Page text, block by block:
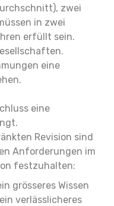
zwei
in zwei
erfüllt sein.
eine
eine
Revision sind
Anforderungen im
festzuhalten:
grösseres Wissen
verlässlicheres